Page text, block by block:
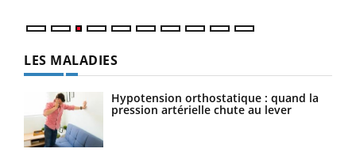
LES MALADIES
Hypotension orthostatique : quand la
pression artérielle chute au lever